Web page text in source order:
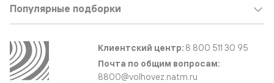
Популярные подборки
Клиентский центр: 8 800 511 30 95
Почта по общим вопросам:
8800@volhovez.natm.ru